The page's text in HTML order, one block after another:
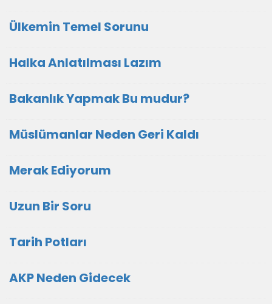
Ülkemin Temel Sorunu
Halka Anlatılması Lazım
Bakanlık Yapmak Bu mudur?
Müslümanlar Neden Geri Kaldı
Merak Ediyorum
Uzun Bir Soru
Tarih Potları
AKP Neden Gidecek